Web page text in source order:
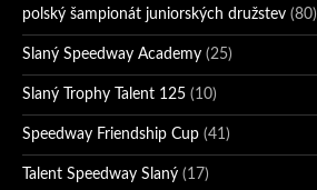
polský šampionát juniorských družstev (80)
Slaný Speedway Academy (25)
Slaný Trophy Talent 125 (10)
Speedway Friendship Cup (41)
Talent Speedway Slaný (17)